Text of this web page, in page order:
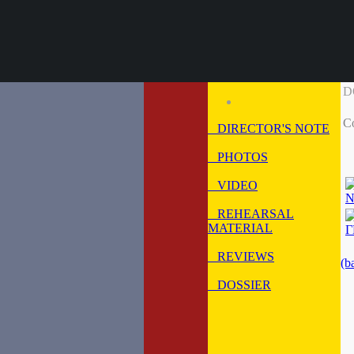
DIRECTOR'S NOTE
PHOTOS
VIDEO
REHEARSAL
MATERIAL
REVIEWS
DOSSIER